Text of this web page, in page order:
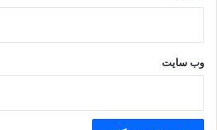
وب‌ سایت